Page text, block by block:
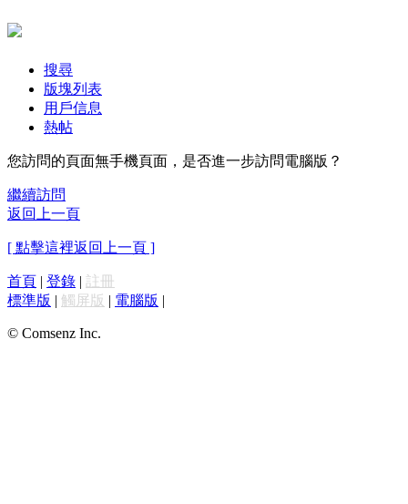
搜尋
版塊列表
用戶信息
熱帖
您訪問的頁面無手機頁面，是否進一步訪問電腦版？
繼續訪問
返回上一頁
[ 點擊這裡返回上一頁 ]
首頁 | 登錄 | 註冊
標準版 | 觸屏版 | 電腦版 |
© Comsenz Inc.